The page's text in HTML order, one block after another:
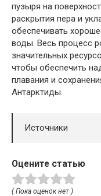
пузыря на
раскрытия пера и
обеспечивать
воды. Весь процесс
значительных
чтобы обеспечить
плавания и
Антарктиды.
Источники
Оцените статью
( Пока оценок нет )